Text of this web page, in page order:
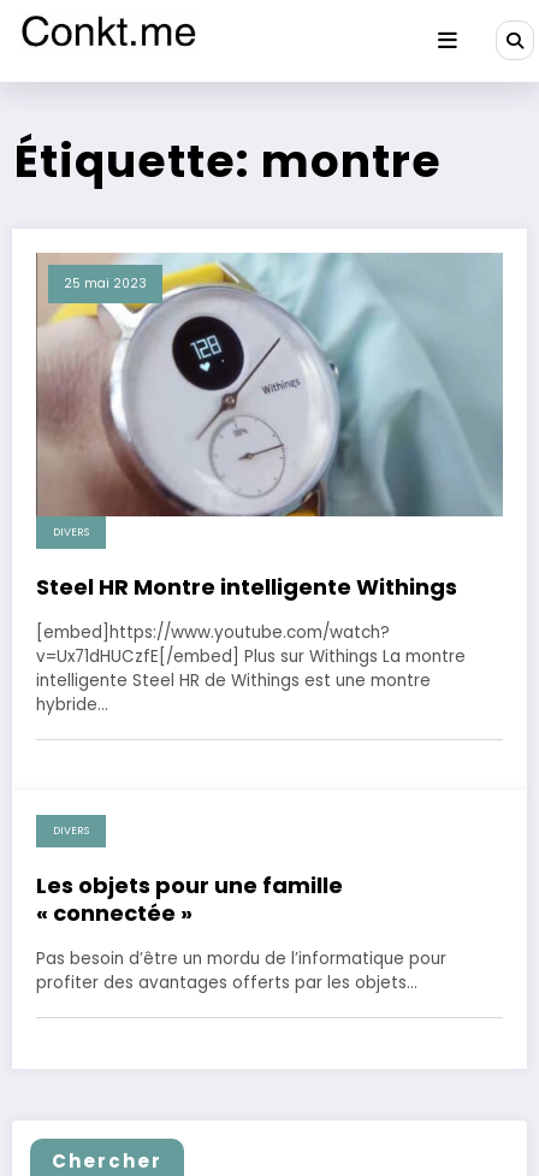
Conkt.me
Étiquette: montre
25 mai 2023
DIVERS
Steel HR Montre intelligente Withings
[embed]https://www.youtube.com/watch?
v=Ux71dHUCzfE[/embed] Plus sur Withings La montre
intelligente Steel HR de Withings est une montre
hybride…
25 mai 2023
DIVERS
Les objets pour une famille
« connectée »
Pas besoin d’être un mordu de l’informatique pour
profiter des avantages offerts par les objets…
Chercher